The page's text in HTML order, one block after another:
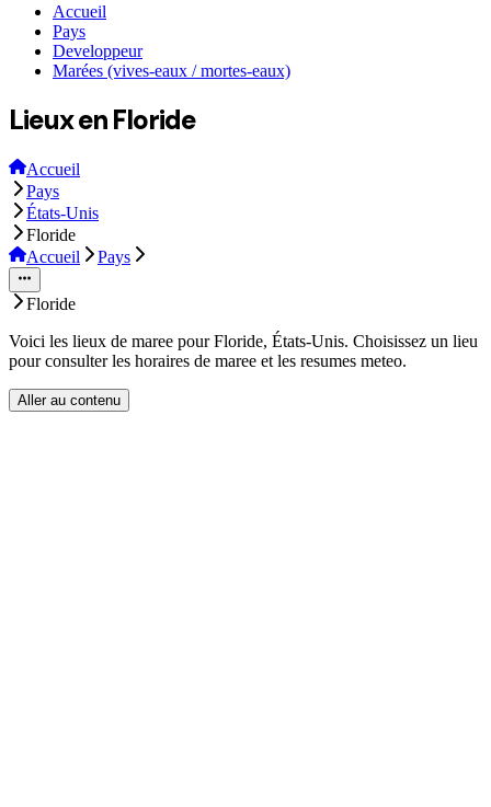
Accueil
Pays
Developpeur
Marées (vives-eaux / mortes-eaux)
Lieux en Floride
Accueil
Pays
États-Unis
Floride
Accueil
Pays
Floride
Voici les lieux de maree pour Floride, États-Unis. Choisissez un lieu
pour consulter les horaires de maree et les resumes meteo.
Aller au contenu